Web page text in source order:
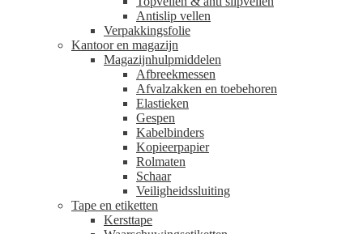
Antislip vellen
Verpakkingsfolie
Kantoor en magazijn
Magazijnhulpmiddelen
Afbreekmessen
Afvalzakken en toebehoren
Elastieken
Gespen
Kabelbinders
Kopieerpapier
Rolmaten
Schaar
Veiligheidssluiting
Tape en etiketten
Kersttape